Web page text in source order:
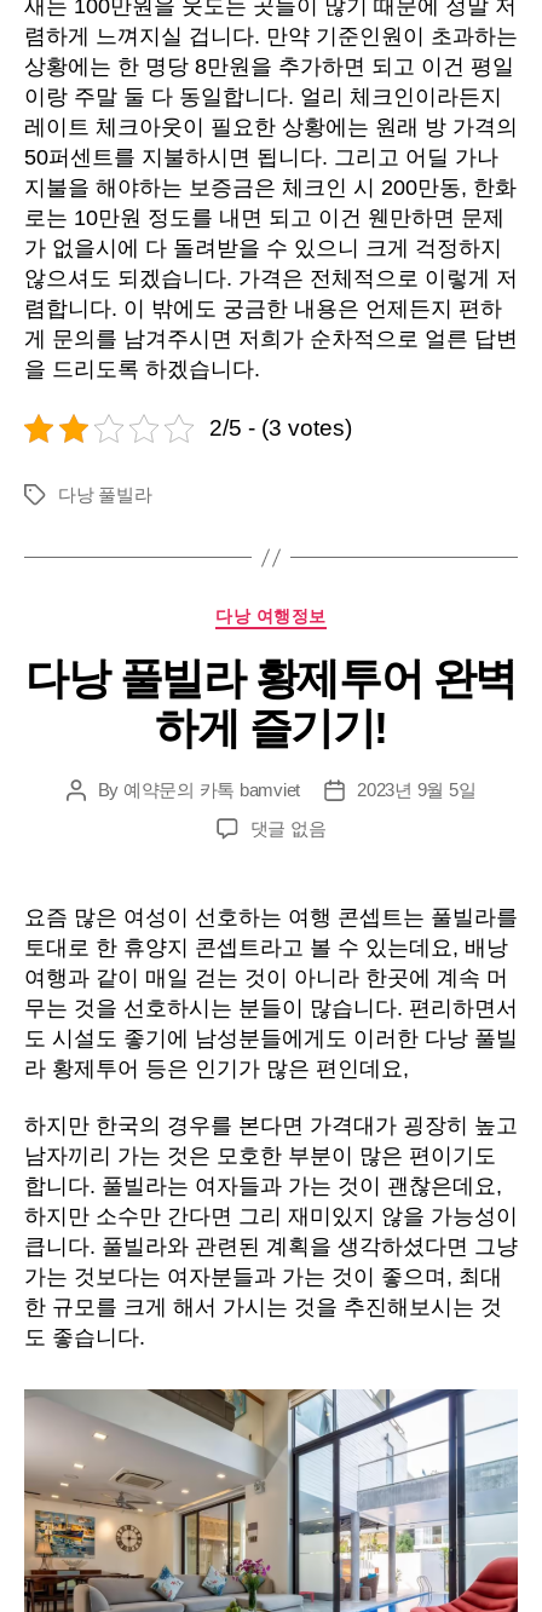
새는 100만원을 웃도는 곳들이 많기 때문에 정말 저
렴하게 느껴지실 겁니다. 만약 기준인원이 초과하는
상황에는 한 명당 8만원을 추가하면 되고 이건 평일
이랑 주말 둘 다 동일합니다. 얼리 체크인이라든지
레이트 체크아웃이 필요한 상황에는 원래 방 가격의
50퍼센트를 지불하시면 됩니다. 그리고 어딜 가나
지불을 해야하는 보증금은 체크인 시 200만동, 한화
로는 10만원 정도를 내면 되고 이건 웬만하면 문제
가 없을시에 다 돌려받을 수 있으니 크게 걱정하지
않으셔도 되겠습니다. 가격은 전체적으로 이렇게 저
렴합니다. 이 밖에도 궁금한 내용은 언제든지 편하
게 문의를 남겨주시면 저희가 순차적으로 얼른 답변
을 드리도록 하겠습니다.
2/5 - (3 votes)
Tags 다낭 풀빌라
Categories
다낭 여행정보
다낭 풀빌라 황제투어 완벽
하게 즐기기!
PostBy 예약문의 카톡 bamviet
Post2023년 9월 5일
다
빌
라
황
제
투
어
완
하
게
즐
기
기!
에
댓글 없음
요즘 많은 여성이 선호하는 여행 콘셉트는 풀빌라를
토대로 한 휴양지 콘셉트라고 볼 수 있는데요, 배낭
여행과 같이 매일 걷는 것이 아니라 한곳에 계속 머
무는 것을 선호하시는 분들이 많습니다. 편리하면서
도 시설도 좋기에 남성분들에게도 이러한 다낭 풀빌
라 황제투어 등은 인기가 많은 편인데요,
하지만 한국의 경우를 본다면 가격대가 굉장히 높고
남자끼리 가는 것은 모호한 부분이 많은 편이기도
합니다. 풀빌라는 여자들과 가는 것이 괜찮은데요,
하지만 소수만 간다면 그리 재미있지 않을 가능성이
큽니다. 풀빌라와 관련된 계획을 생각하셨다면 그냥
가는 것보다는 여자분들과 가는 것이 좋으며, 최대
한 규모를 크게 해서 가시는 것을 추진해보시는 것
도 좋습니다.